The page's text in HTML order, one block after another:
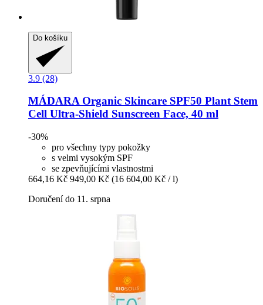
Do košíku
3.9 (28)
MÁDARA Organic Skincare SPF50 Plant Stem
Cell Ultra-​Shield Sunscreen Face, 40 ml
-30%
pro všechny typy pokožky
s velmi vysokým SPF
se zpevňujícími vlastnostmi
664,16 Kč 949,00 Kč (16 604,00 Kč / l)
Doručení do 11. srpna